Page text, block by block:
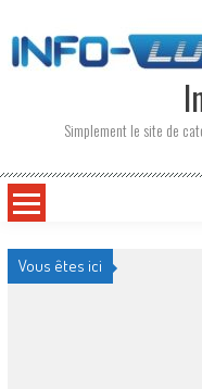
to
content
Simplement le site de
Vous êtes ici